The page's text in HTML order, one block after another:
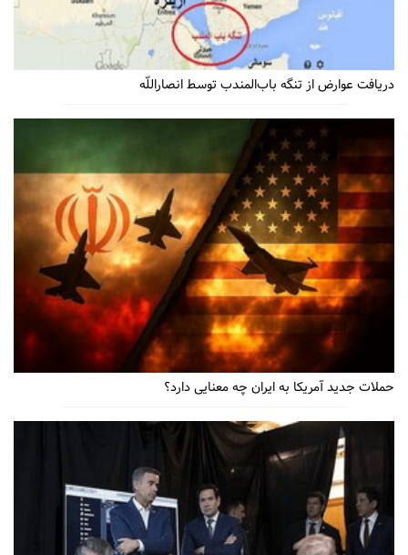
دریافت عوارض از تنگه باب‌المندب توسط انصاراللّه
حملات جدید آمریکا به ایران چه معنایی دارد؟